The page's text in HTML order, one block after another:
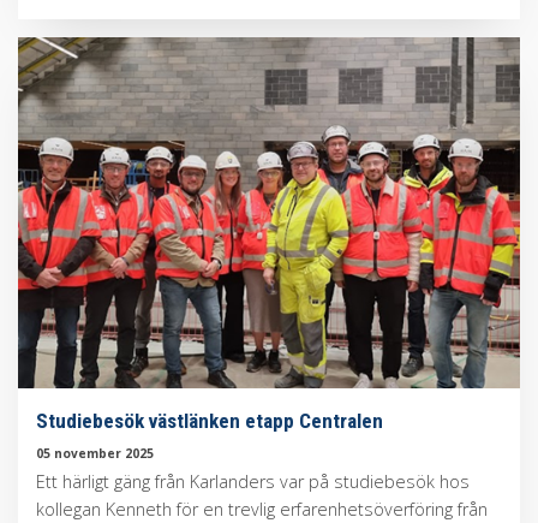
Studiebesök västlänken etapp Centralen
05 november 2025
Ett härligt gäng från Karlanders var på studiebesök hos
kollegan Kenneth för en trevlig erfarenhetsöverföring från